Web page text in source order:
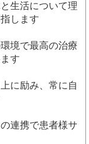
生活について理
します
境で最高の治療
す
に励み、常に自
連携で患者様サ